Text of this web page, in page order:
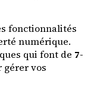
fonctionnalités
numérique.
qui font de 7-
gérer vos